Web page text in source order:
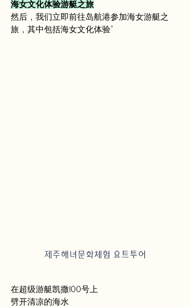
海女文化体验游艇之旅
然后，我们立即前往岛航港参加海女游艇之
旅，其中包括海女文化体验。
제주해녀문화체험 요트투어
在超级游艇凯撒100号上
劈开清凉的海水